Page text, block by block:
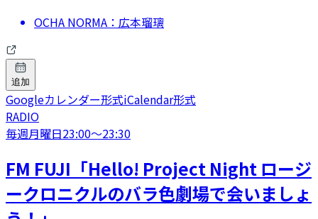
OCHA NORMA：広本瑠璃
追加
Googleカレンダー形式iCalendar形式
RADIO
毎週月曜日23:00〜23:30
FM FUJI「Hello! Project Night ロージ
ークロニクルのバラ色劇場で会いましょ